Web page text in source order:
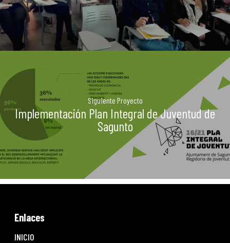
Siguiente Proyecto
Implementación Plan Integral de Juventud de
Sagunto
Enlaces
INICIO
VLC
CAS